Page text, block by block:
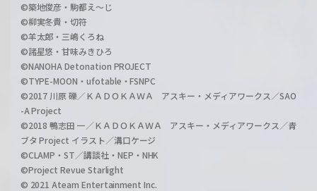
©築地俊彦・駒都え～じ
©柳実冬貴・切符
©羊太郎・三嶋くろね
©諸星悠・甘味みきひろ
©NANOHA Detonation PROJECT
©TYPE-MOON・ufotable・FSNPC
©2017 川原 礫／ＫＡＤＯＫＡＷＡ アスキー・メディアワークス／SAO
-A Project
©2018 鴨志田 一／ＫＡＤＯＫＡＷＡ アスキー・メディアワークス／青
ブタ Project イラスト／溝口ケージ
©CLAMP・ST／講談社・NEP・NHK
©Project Revue Starlight
© 2021 Ateam Entertainment Inc.